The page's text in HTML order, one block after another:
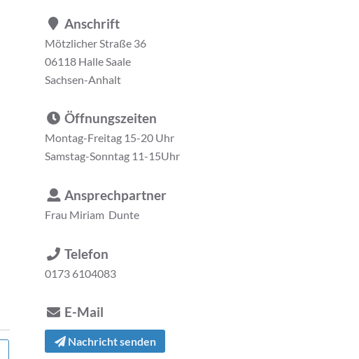
Anschrift
Mötzlicher Straße 36
06118 Halle Saale
Sachsen-Anhalt
Öffnungszeiten
Montag-Freitag 15-20 Uhr
Samstag-Sonntag 11-15Uhr
Ansprechpartner
Frau Miriam Dunte
Telefon
0173 6104083
E-Mail
Nachricht senden